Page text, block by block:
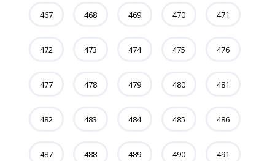
467 468 469 470 471
472 473 474 475 476
477 478 479 480 481
482 483 484 485 486
487 488 489 490 491